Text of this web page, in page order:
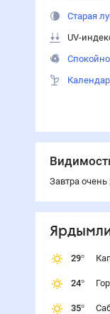
Старая
UV-
Завтра
29°
24°
35°